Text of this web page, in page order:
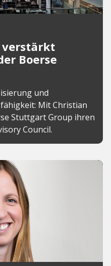
verstärkt
Boerse
und
Mit Christian
Stuttgart Group ihren
Council.